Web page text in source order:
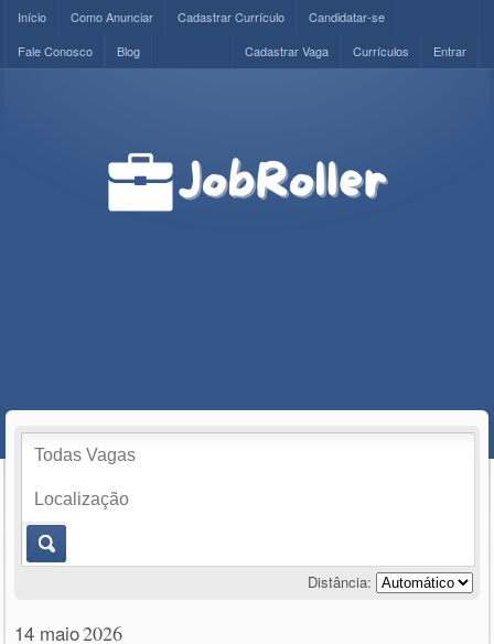
Início Como Anunciar Cadastrar Currículo
Candidatar-se
Fale Conosco
Blog Entrar
Currículos
Cadastrar Vaga
Distância:
14 maio2026